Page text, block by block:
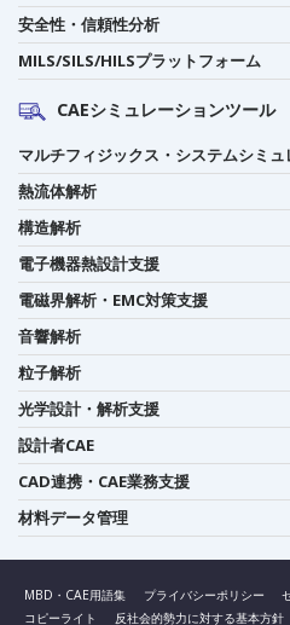
安全性・信頼性分析
MILS/SILS/HILSプラットフォーム
CAEシミュレーションツール
マルチフィジックス・システムシミ
熱流体解析
構造解析
電子機器熱設計支援
電磁界解析・EMC対策支援
音響解析
粒子解析
光学設計・解析支援
設計者CAE
CAD連携・CAE業務支援
材料データ管理
MBD・CAE用語集 プライバシーポリシー
コピーライト
反社会的勢力に対する基本方針